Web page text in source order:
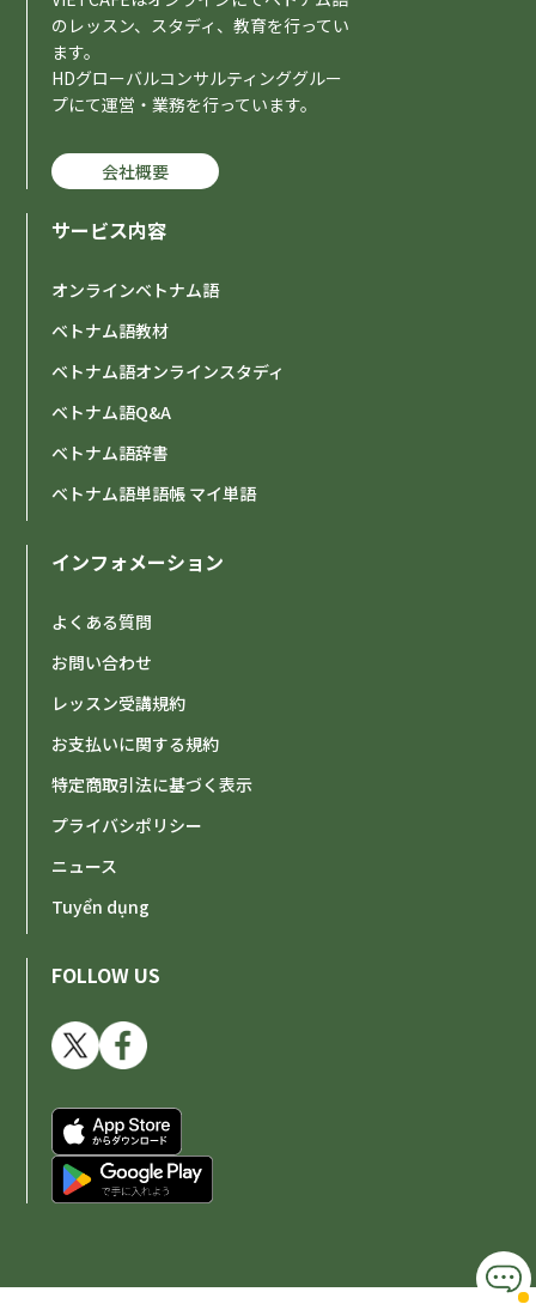
のレッスン、スタディ、教育を行ってい
ます。
HDグローバルコンサルティンググルー
プにて運営・業務を行っています。
会社概要
サービス内容
オンラインベトナム語
ベトナム語教材
ベトナム語オンラインスタディ
ベトナム語Q&A
ベトナム語辞書
ベトナム語単語帳 マイ単語
インフォメーション
よくある質問
お問い合わせ
レッスン受講規約
お支払いに関する規約
特定商取引法に基づく表示
プライバシポリシー
ニュース
Tuyển dụng
FOLLOW US